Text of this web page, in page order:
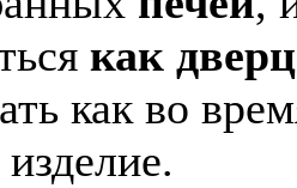
как
как во